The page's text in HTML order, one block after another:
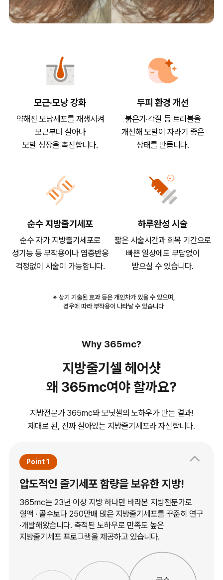
모근·모낭 강화
약해진 모낭세포를 재생시켜
모근부터 살아나
모발 성장을 촉진합니다.
두피 환경 개선
붉은기·각질 등 트러블을
개선해 모발이 자라기 좋은
상태를 만듭니다.
순수 지방줄기세포
순수 자가 지방줄기세포로
성기능 등 부작용이나 염증반응
걱정없이 시술이 가능합니다.
하루완성 시술
짧은 시술시간과 회복 기간으로
빠쁜 일상에도 부담없이
받으실 수 있습니다.
※ 상기 기술된 효과 등은 개인차가 있을 수 있으며,
경우에 따라 부작용이 나타날 수 있습니다
Why 365mc?
지방줄기셀 헤어샷
왜 365mc여야 할까요?
지방전문가 365mc와 모닛셀의 노하우가 만든 결과!
제대로 된, 진짜 살아있는 지방줄기세포라 자신합니다.
Point 1
압도적인 줄기세포 함량을 보유한 지방!
365mc는 23년 이상 지방 하나만 바라본 지방전문가로
혈액 · 골수보다 250만배 많은 지방줄기세포를 꾸준히 연구
·개발해왔습니다. 축적된 노하우로 만족도 높은
지방줄기세포 프로그램을 제공하고 있습니다.